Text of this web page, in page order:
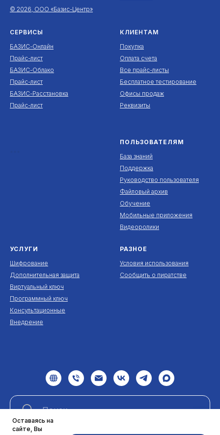
© 2026, ООО «Базис-Центр»
СЕРВИСЫ
БАЗИС-Онлайн
Прайс-лист
БАЗИС-Облако
Прайс-лист
БАЗИС-Расстановка
Прайс-лист
КЛИЕНТАМ
Покупка
Оплата счета
Все прайс-листы
Бесплатное тестирование
Офисы продаж
Реквизиты
ПОЛЬЗОВАТЕЛЯМ
База знаний
Поддержка
Руководство пользователя
Файловый архив
Обучение
Мобильные приложения
Видеоролики
УСЛУГИ
Шифрование
Дополнительная защита
Виртуальный ключ
Программный ключ
Консультационные
Внедрение
РАЗНОЕ
Условия использования
Сообщить о пиратстве
Оставаясь на
сайте, Вы